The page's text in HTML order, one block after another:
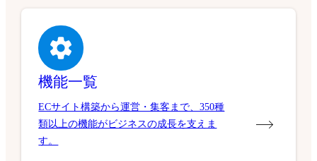
機能一覧
ECサイト構築から運営・集客まで、350種
類以上の機能がビジネスの成長を支えま
す。